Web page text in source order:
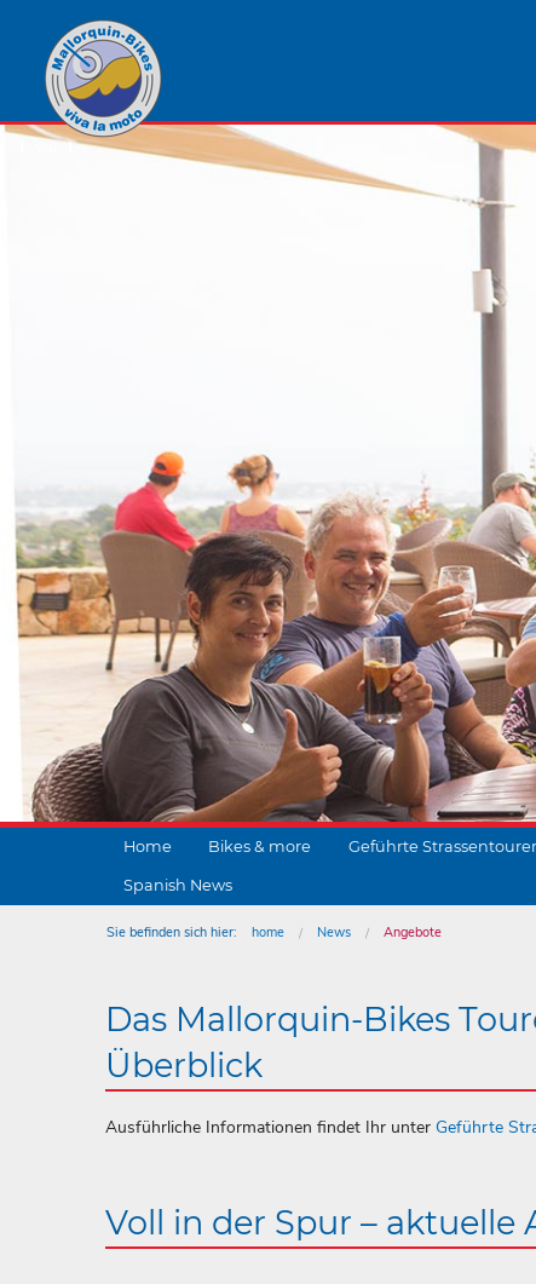
1
Home Bikes & more Geführte
Spanish News
Sie befinden sich hier: home News
Angebote
Das Mallorquin-Bikes
Überblick
Ausführliche Informationen findet Ihr unter Geführte
Voll in der Spur – aktuelle